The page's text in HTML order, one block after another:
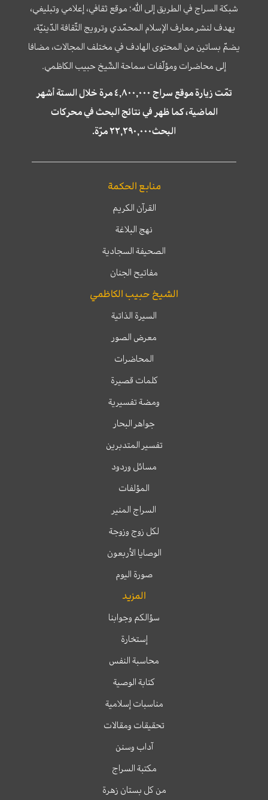
شبكة السراج في الطريق إلى الله؛ موقع ثقافي، إعلامي وتبليغي،
يهدف لنشر معارف الإسلام المحمّدي وترويج الثّقافة الدّينيّة،
يضمّ بساتين من المحتوى الهادف في مختلف المجالات، مضافا
إلى محاضرات ومؤلّفات سماحة الشّيخ حبيب الكاظمي.
تمّت زيارة موقع سراج ٤,٨٠٠,٠٠٠ مرة خلال الستة أشهر
الماضية، كما ظهر في نتائج البحث في محركات
البحث٢٢,٢٩٠,٠٠٠ مرّة.
منابع الحكمة
القرآن الكريم
نهج البلاغة
الصحيفة السجادية
مفاتيح الجنان
الشيخ حبيب الكاظمي
السيرة الذاتية
معرض الصور
المحاضرات
كلمات قصيرة
ومضة تفسيرية
جواهر البحار
تفسير المتدبرين
مسائل وردود
المؤلفات
السراج المنير
لكل زوج وزوجة
الوصايا الأربعون
صورة اليوم
المزيد
سؤالكم وجوابنا
إستخارة
محاسبة النفس
كتابة الوصية
مناسبات إسلامية
تحقيقات ومقالات
آداب وسنن
مكتبة السراج
من كل بستان زهرة